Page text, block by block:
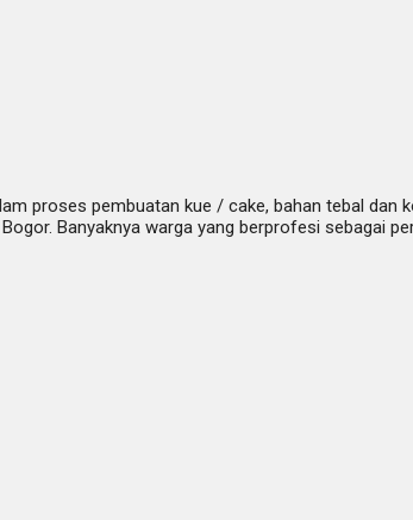
proses pembuatan kue / cake, bahan tebal
Banyaknya warga yang berprofesi sebagai